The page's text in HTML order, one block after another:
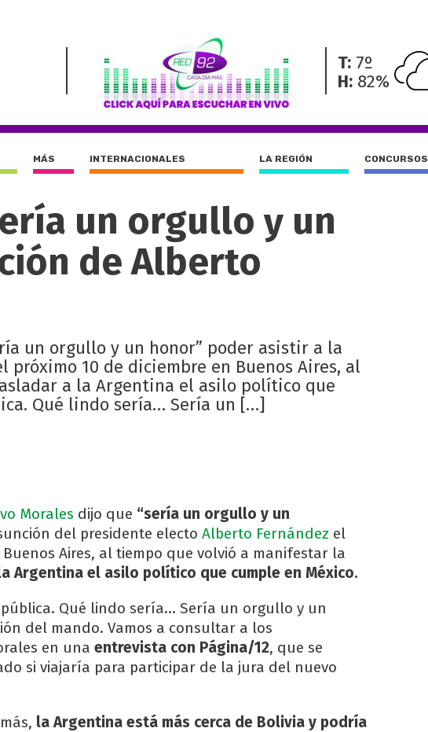
T: 7º
H: 82%
MÁS INTERNACIONALES LA REGIÓN CONCURSOS
un orgullo y un
de Alberto
un orgullo y un honor” poder asistir a la
10 de diciembre en Buenos Aires, al
a la Argentina el asilo político que
Qué lindo sería… Sería un […]
Morales dijo que “sería un orgullo y un
del presidente electo Alberto Fernández el
Buenos Aires, al tiempo que volvió a manifestar la
Argentina el asilo político que cumple en México.
Qué lindo sería… Sería un orgullo y un
del mando. Vamos a consultar a los
en una entrevista con Página/12, que se
si viajaría para participar de la jura del nuevo
la Argentina está más cerca de Bolivia y podría